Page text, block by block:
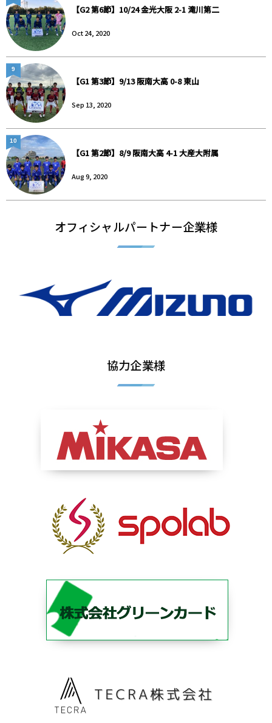
【G2 第6節】10/24 金光大阪 2-1 滝川第二
Oct 24, 2020
【G1 第3節】9/13 阪南大高 0-8 東山
Sep 13, 2020
9
【G1 第2節】8/9 阪南大高 4-1 大産大附属
Aug 9, 2020
10
オフィシャルパートナー企業様
協力企業様